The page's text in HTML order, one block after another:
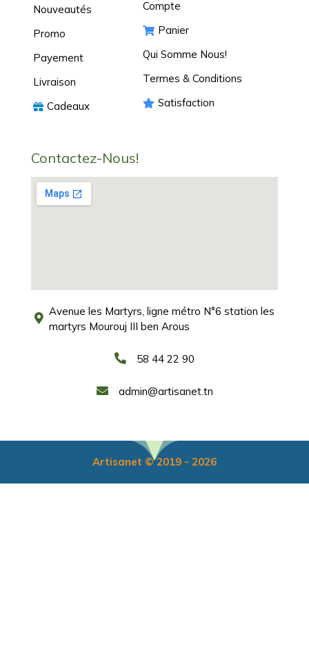
Nouveautés
Promo
Payement
Livraison
Cadeaux
Compte
Panier
Qui Somme Nous!
Termes & Conditions
Satisfaction
Contactez-Nous!
Avenue les Martyrs, ligne métro N°6 station les
martyrs Mourouj III ben Arous
58 44 22 90
admin@artisanet.tn
Artisanet © 2019 - 2026